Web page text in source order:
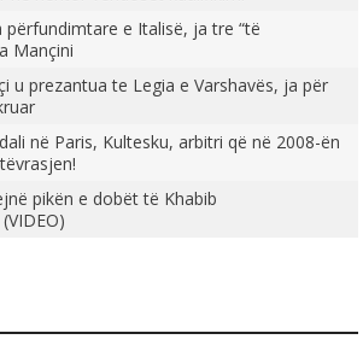
përfundimtare e Italisë, ja tre “të
Mançini
u prezantua te Legia e Varshavës, ja për
në Paris, Kultesku, arbitri që në 2008-ën
pikën e dobët të Khabib